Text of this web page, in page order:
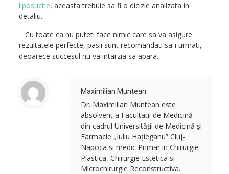
liposuctie, aceasta trebuie sa fi o dicizie analizata in
detaliu.
Cu toate ca nu puteti face nimic care sa va asigure
rezultatele perfecte, pasii sunt recomandati sa-i urmati,
deoarece succesul nu va intarzia sa apara.
Maximilian Muntean
Dr. Maximilian Muntean este
absolvent a Facultatii de Medicină
din cadrul Universității de Medicină și
Farmacie „Iuliu Hațieganu” Cluj-
Napoca si medic Primar in Chirurgie
Plastica, Chirurgie Estetica si
Microchirurgie Reconstructiva.